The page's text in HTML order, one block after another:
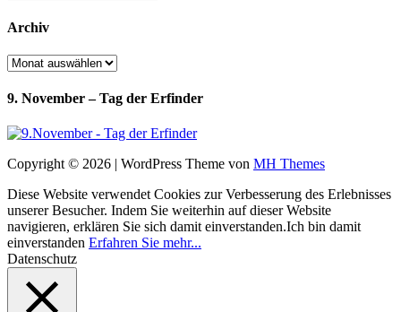
Archiv
Archiv
9. November – Tag der Erfinder
Copyright © 2026 | WordPress Theme von MH Themes
Diese Website verwendet Cookies zur Verbesserung des Erlebnisses
unserer Besucher. Indem Sie weiterhin auf dieser Website
navigieren, erklären Sie sich damit einverstanden.Ich bin damit
einverstanden Erfahren Sie mehr...
Datenschutz